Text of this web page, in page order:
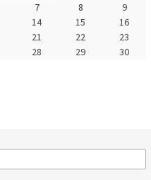
7 8
9
14 15
16
21 22
23
28 29
30